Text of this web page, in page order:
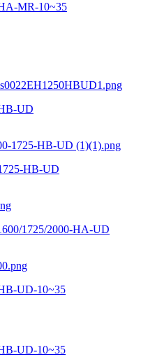
MR-10~35
UD
HB-UD
1725/2000-HA-UD
UD-10~35
UD-10~35